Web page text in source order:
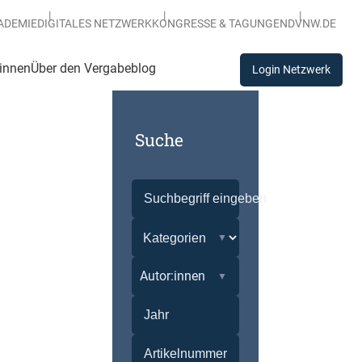
DIGITALES NETZWERKKONGRESSE & TAGUNGENDVNW.DE
Über den Vergabeblog Login Netzwerk
Suche
Autor:innen